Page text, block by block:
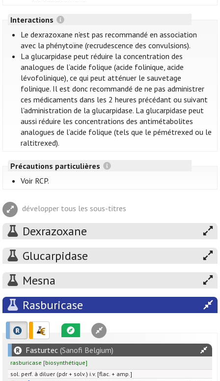
Interactions
Le dexrazoxane n'est pas recommandé en association
avec la phénytoïne (recrudescence des convulsions).
La glucarpidase peut réduire la concentration des
analogues de l’acide folique (acide folinique, acide
lévofolinique), ce qui peut atténuer le sauvetage
folinique. Il est donc recommandé de ne pas administrer
ces médicaments dans les 2 heures précédant ou suivant
l'administration de la glucarpidase. La glucarpidase peut
aussi réduire les concentrations des antimétabolites
analogues de l’acide folique (tels que le pémétrexed ou le
raltitrexed).
Précautions particulières
Voir RCP.
développer tous les sous-titres
Dexrazoxane
Glucarpidase
Mesna
Rasburicase
Fasturtec (Sanofi Belgium)
rasburicase [biosynthétique]
sol. perf. à diluer (pdr + solv.) i.v. [flac. + amp.]